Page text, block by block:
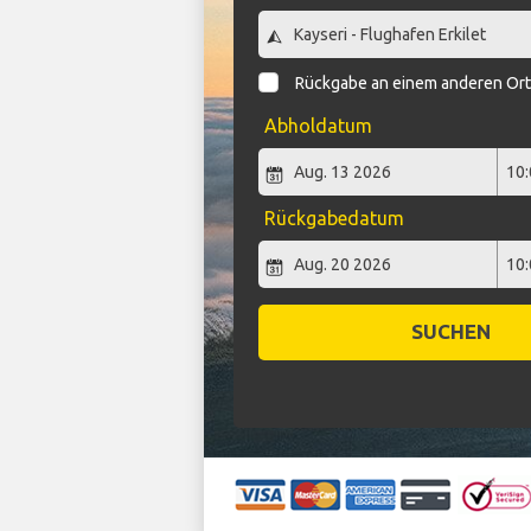
Rückgabe an einem anderen Ort
Abholdatum
Rückgabedatum
SUCHEN